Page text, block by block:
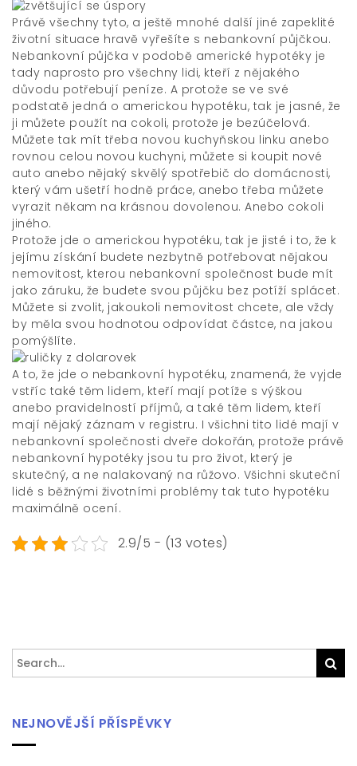
Právě všechny tyto, a ještě mnohé další jiné zapeklité
životní situace hravě vyřešíte s nebankovní půjčkou.
Nebankovní půjčka v podobě americké hypotéky je
tady naprosto pro všechny lidi, kteří z nějakého
důvodu potřebují peníze. A protože se ve své
podstatě jedná o americkou hypotéku, tak je jasné, že
ji můžete použít na cokoli, protože je bezúčelová.
Můžete tak mít třeba novou kuchyňskou linku anebo
rovnou celou novou kuchyni, můžete si koupit nové
auto anebo nějaký skvělý spotřebič do domácnosti,
který vám ušetří hodně práce, anebo třeba můžete
vyrazit někam na krásnou dovolenou. Anebo cokoli
jiného.
Protože jde o americkou hypotéku, tak je jisté i to, že k
jejímu získání budete nezbytně potřebovat nějakou
nemovitost, kterou nebankovní společnost bude mít
jako záruku, že budete svou půjčku bez potíží splácet.
Můžete si zvolit, jakoukoli nemovitost chcete, ale vždy
by měla svou hodnotou odpovídat částce, na jakou
pomýšlíte.
A to, že jde o nebankovní hypotéku, znamená, že vyjde
vstříc také těm lidem, kteří mají potíže s výškou
anebo pravidelností příjmů, a také těm lidem, kteří
mají nějaký záznam v registru. I všichni tito lidé mají v
nebankovní společnosti dveře dokořán, protože právě
nebankovní hypotéky jsou tu pro život, který je
skutečný, a ne nalakovaný na růžovo. Všichni skuteční
lidé s běžnými životními problémy tak tuto hypotéku
maximálně ocení.
2.9/5 - (13 votes)
Search
for:
NEJNOVĚJŠÍ PŘÍSPĚVKY